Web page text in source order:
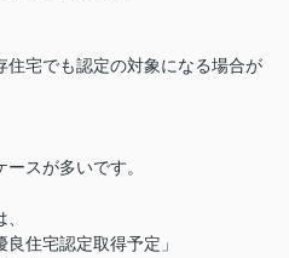
住宅でも認定の対象になる場合が
スが多いです。
良住宅認定取得予定」